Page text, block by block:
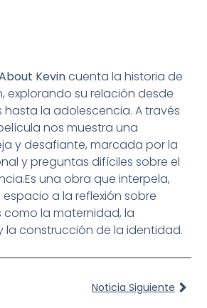
Kevincuenta la historia de
explorando su relación desde
hasta la adolescencia. A través
nos muestra una
y desafiante, marcada por la
y preguntas difíciles sobre el
una obra que interpela,
a la reflexión sobre
la maternidad, la
la construcción de la identidad.
Noticia Siguiente